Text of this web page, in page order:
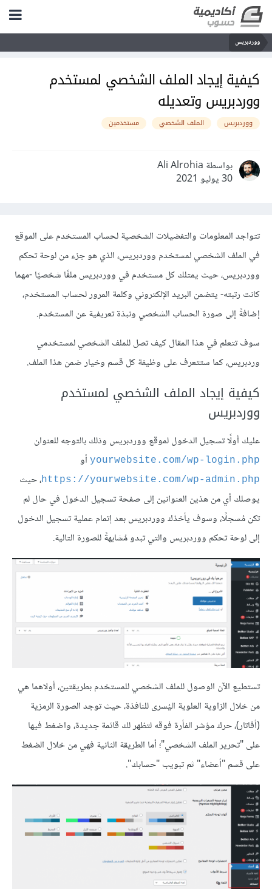
ووردبريس
كيفية إيجاد الملف الشخصي لمستخدم
ووردبريس وتعديله
ووردبريس الملف الشخصي مستخدمين
بواسطة Ali Alrohia
30 يوليو 2021
تتواجد المعلومات والتفضيلات الشخصية لحساب المستخدم على الموقع
في الملف الشخصي لمستخدم ووردبريس، الذي هو جزء من لوحة تحكم
ووردبريس، حيث يمتلك كل مستخدم في ووردبريس ملفًا شخصيًا -مهما
كانت رتبته- يتضمن البريد الإلكتروني وكلمة المرور لحساب المستخدم،
إضافةً إلى صورة الحساب الشخصي ونبذة تعريفية عن المستخدم.
سوف تتعلم في هذا المقال كيف تصل للملف الشخصي لمستخدمي
وردبريس، كما ستتعرف على وظيفة كل قسم وخيار ضمن هذا الملف.
كيفية إيجاد الملف الشخصي لمستخدم
ووردبريس
عليك أولًا تسجيل الدخول لموقع ووردبريس وذلك بالتوجه للعنوان
yourwebsite.com/wp-login.php أو
https://yourwebsite.com/wp-admin.php، حيث
يوصلك أي من هذين العنوانين إلى صفحة تسجيل الدخول في حال لم
تكن مُسجلًا، وسوف يأخذك ووردبريس بعد إتمام عملية تسجيل الدخول
إلى لوحة تحكم ووردبريس والتي تبدو مُشابهةً للصورة التالية.
تستطيع الآن الوصول للملف الشخصي للمستخدم بطريقتين، أولاهما هي
من خلال الزاوية العلوية اليُسرى للنافذة، حيث توجد الصورة الرمزية
(أفاتار)، حرك مؤشر الفأرة فوقه لتظهر لك قائمة جديدة، واضغط فيها
على "تحرير الملف الشخصي"؛ أما الطريقة الثانية فهي من خلال الضغط
على قسم "أعضاء" ثم تبويب "حسابك".